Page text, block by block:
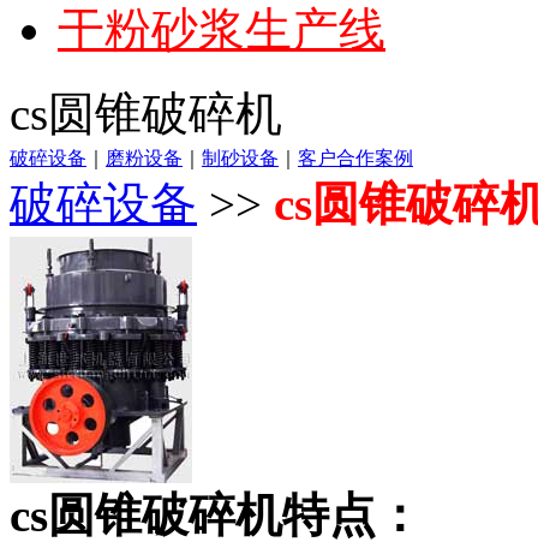
干粉砂浆生产线
cs圆锥破碎机
破碎设备 磨粉设备 制砂设备 客户合作案例
破碎设备 >> cs圆锥破碎
cs圆锥破碎机特点：